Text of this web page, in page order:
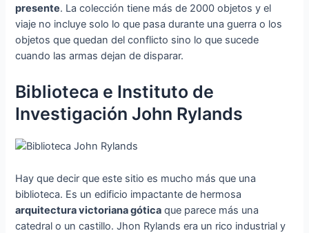
presente. La colección tiene más de 2000 objetos y el
viaje no incluye solo lo que pasa durante una guerra o los
objetos que quedan del conflicto sino lo que sucede
cuando las armas dejan de disparar.
Biblioteca e Instituto de
Investigación John Rylands
Hay que decir que este sitio es mucho más que una
biblioteca. Es un edificio impactante de hermosa
arquitectura victoriana gótica que parece más una
catedral o un castillo. Jhon Rylands era un rico industrial y